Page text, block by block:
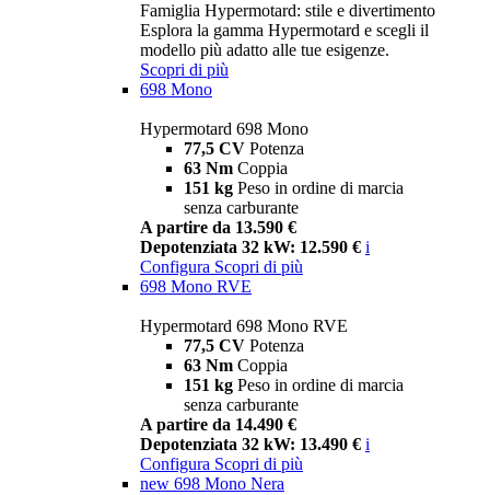
Famiglia Hypermotard: stile e divertimento
Esplora la gamma Hypermotard e scegli il
modello più adatto alle tue esigenze.
Scopri di più
698 Mono
Hypermotard 698 Mono
77,5 CV Potenza
63 Nm Coppia
151 kg Peso in ordine di marcia
senza carburante
A partire da 13.590 €
Depotenziata 32 kW: 12.590 € i
Configura Scopri di più
698 Mono RVE
Hypermotard 698 Mono RVE
77,5 CV Potenza
63 Nm Coppia
151 kg Peso in ordine di marcia
senza carburante
A partire da 14.490 €
Depotenziata 32 kW: 13.490 € i
Configura Scopri di più
new 698 Mono Nera